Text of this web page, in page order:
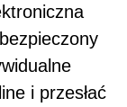
i przesłać